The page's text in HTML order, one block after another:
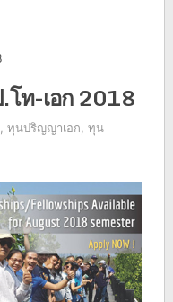
โท-เอก 2018
ทุนปริญญาเอก ทุน